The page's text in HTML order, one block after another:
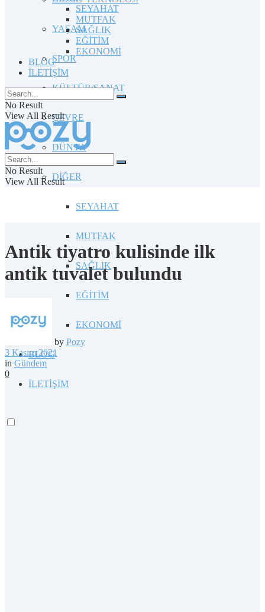
YAŞAM
SPOR
KÜLTÜR/SANAT
ÇEVRE
DÜNYA
DİĞER
SEYAHAT
MUTFAK
SAĞLIK
EĞİTİM
EKONOMİ
BLOG
İLETİŞİM
SEYAHAT
MUTFAK
SAĞLIK
EĞİTİM
EKONOMİ
BLOG
İLETİŞİM
No Result
View All Result
No Result
View All Result
Antik tiyatro kulisinde ilk
antik tuvalet bulundu
by Pozy
3 Kasım 2021
in Gündem
0